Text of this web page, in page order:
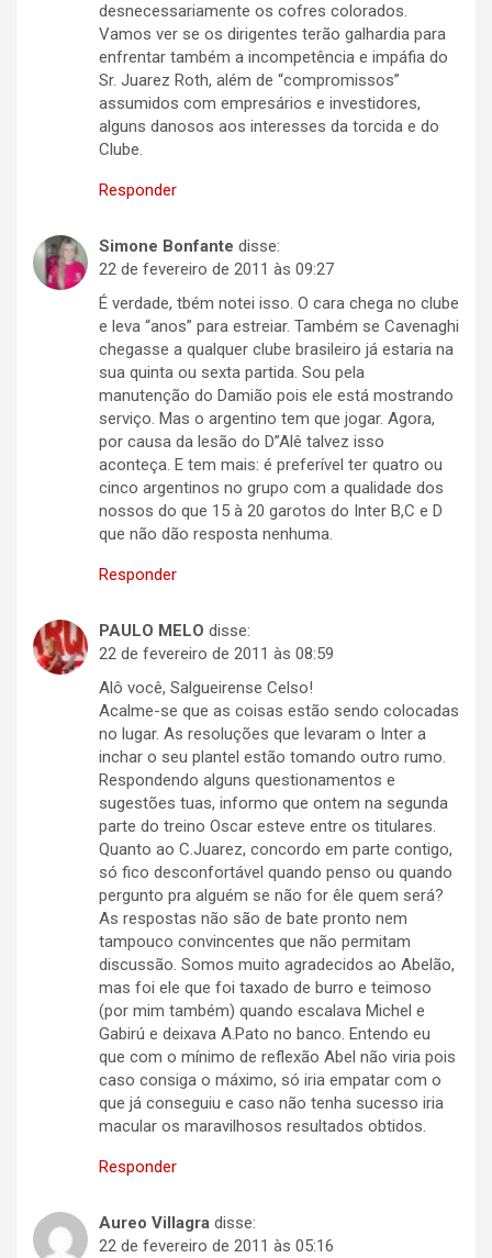
desnecessariamente os cofres colorados.
Vamos ver se os dirigentes terão galhardia para
enfrentar também a incompetência e impáfia do
Sr. Juarez Roth, além de “compromissos”
assumidos com empresários e investidores,
alguns danosos aos interesses da torcida e do
Clube.
Responder
Simone Bonfante disse:
22 de fevereiro de 2011 às 09:27
É verdade, tbém notei isso. O cara chega no clube
e leva “anos” para estreiar. Também se Cavenaghi
chegasse a qualquer clube brasileiro já estaria na
sua quinta ou sexta partida. Sou pela
manutenção do Damião pois ele está mostrando
serviço. Mas o argentino tem que jogar. Agora,
por causa da lesão do D”Alê talvez isso
aconteça. E tem mais: é preferível ter quatro ou
cinco argentinos no grupo com a qualidade dos
nossos do que 15 à 20 garotos do Inter B,C e D
que não dão resposta nenhuma.
Responder
PAULO MELO disse:
22 de fevereiro de 2011 às 08:59
Alô você, Salgueirense Celso!
Acalme-se que as coisas estão sendo colocadas
no lugar. As resoluções que levaram o Inter a
inchar o seu plantel estão tomando outro rumo.
Respondendo alguns questionamentos e
sugestões tuas, informo que ontem na segunda
parte do treino Oscar esteve entre os titulares.
Quanto ao C.Juarez, concordo em parte contigo,
só fico desconfortável quando penso ou quando
pergunto pra alguém se não for êle quem será?
As respostas não são de bate pronto nem
tampouco convincentes que não permitam
discussão. Somos muito agradecidos ao Abelão,
mas foi ele que foi taxado de burro e teimoso
(por mim também) quando escalava Michel e
Gabirú e deixava A.Pato no banco. Entendo eu
que com o mínimo de reflexão Abel não viria pois
caso consiga o máximo, só iria empatar com o
que já conseguiu e caso não tenha sucesso iria
macular os maravilhosos resultados obtidos.
Responder
Aureo Villagra disse:
22 de fevereiro de 2011 às 05:16